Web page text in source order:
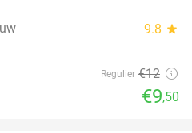
9.8 star
Regulier €12
€9,50